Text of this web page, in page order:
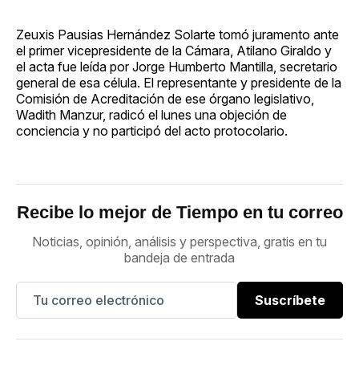
Zeuxis Pausias Hernández Solarte tomó juramento ante
el primer vicepresidente de la Cámara, Atilano Giraldo y
el acta fue leída por Jorge Humberto Mantilla, secretario
general de esa célula. El representante y presidente de la
Comisión de Acreditación de ese órgano legislativo,
Wadith Manzur, radicó el lunes una objeción de
conciencia y no participó del acto protocolario.
Recibe lo mejor de Tiempo en tu correo
Noticias, opinión, análisis y perspectiva, gratis en tu
bandeja de entrada
Suscríbete